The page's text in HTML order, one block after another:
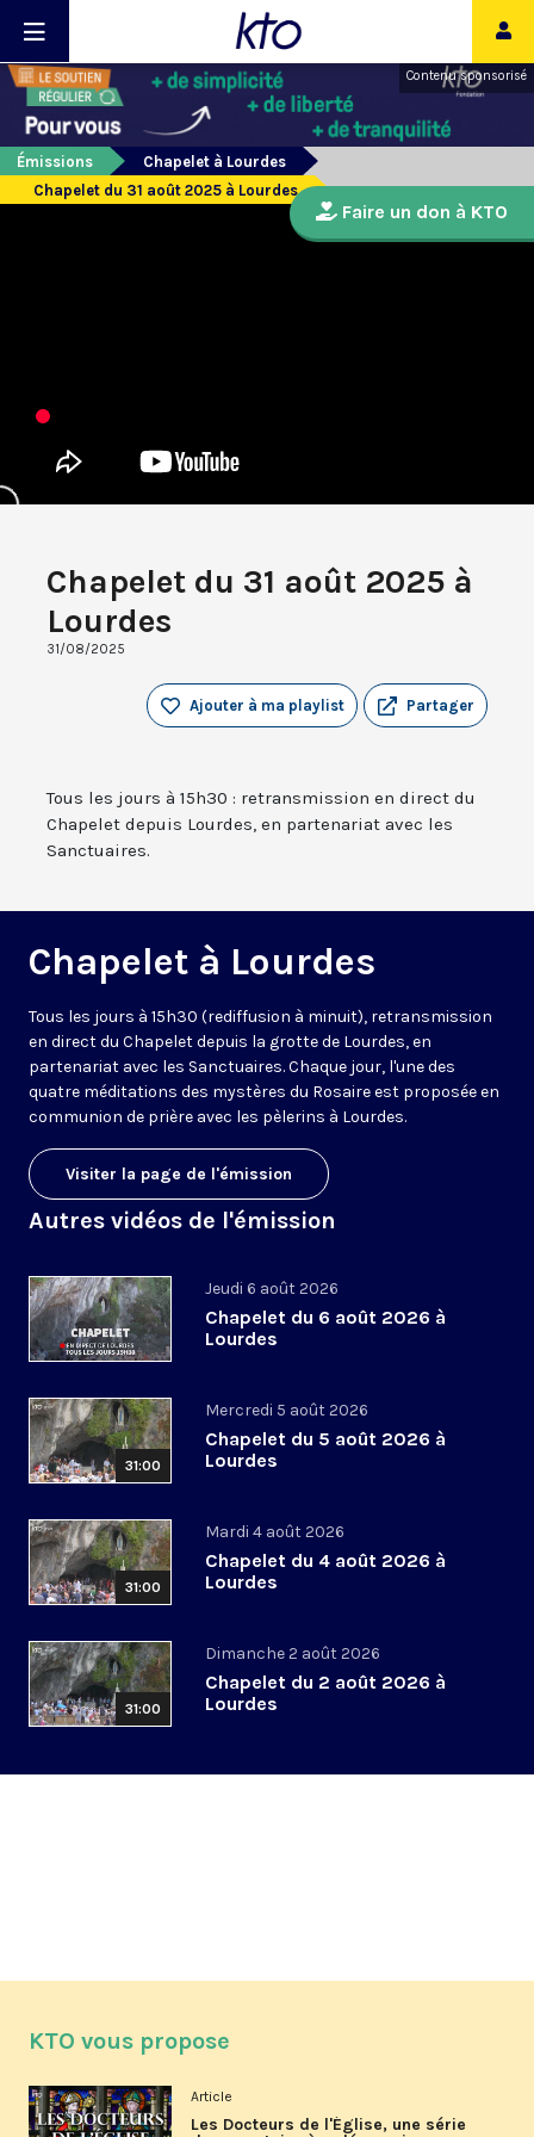
Contenu sponsorisé
Émissions
Chapelet à Lourdes
Chapelet du 31 août 2025 à Lourdes
Chapelet du 31 août 2025 à
Lourdes
31/08/2025
Partager
Ajouter à ma playlist
Tous les jours à 15h30 : retransmission en direct du
Chapelet depuis Lourdes, en partenariat avec les
Sanctuaires.
Chapelet à Lourdes
Tous les jours à 15h30 (rediffusion à minuit), retransmission
en direct du Chapelet depuis la grotte de Lourdes, en
partenariat avec les Sanctuaires. Chaque jour, l'une des
quatre méditations des mystères du Rosaire est proposée en
communion de prière avec les pèlerins à Lourdes.
Visiter la page de l'émission
Autres vidéos de l'émission
Jeudi 6 août 2026
Chapelet du 6 août 2026 à
Lourdes
31:00
Mercredi 5 août 2026
Chapelet du 5 août 2026 à
Lourdes
31:00
Mardi 4 août 2026
Chapelet du 4 août 2026 à
Lourdes
31:00
Dimanche 2 août 2026
Chapelet du 2 août 2026 à
Lourdes
Faire un don à KTO
KTO vous propose
Article
Les Docteurs de l'Église, une série